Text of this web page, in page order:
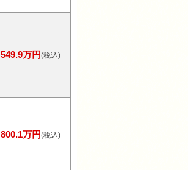
549.9万円(税込)
800.1万円(税込)